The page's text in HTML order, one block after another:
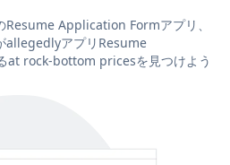
Resume Application Formアプリ、
allegedlyアプリResume
at rock-bottom pricesを見つけよう